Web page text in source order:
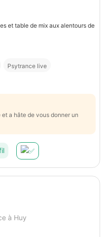
et table de mix aux alentours de
Psytrance live
a hâte de vous donner un
à Huy